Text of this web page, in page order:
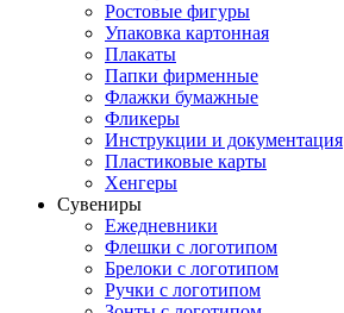
Ростовые фигуры
Упаковка картонная
Плакаты
Папки фирменные
Флажки бумажные
Фликеры
Инструкции и документация
Пластиковые карты
Хенгеры
Сувениры
Ежедневники
Флешки с логотипом
Брелоки с логотипом
Ручки с логотипом